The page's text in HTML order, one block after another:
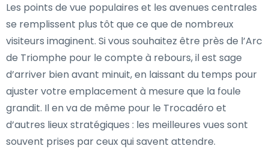
Les points de vue populaires et les avenues centrales
se remplissent plus tôt que ce que de nombreux
visiteurs imaginent. Si vous souhaitez être près de l’Arc
de Triomphe pour le compte à rebours, il est sage
d’arriver bien avant minuit, en laissant du temps pour
ajuster votre emplacement à mesure que la foule
grandit. Il en va de même pour le Trocadéro et
d’autres lieux stratégiques : les meilleures vues sont
souvent prises par ceux qui savent attendre.